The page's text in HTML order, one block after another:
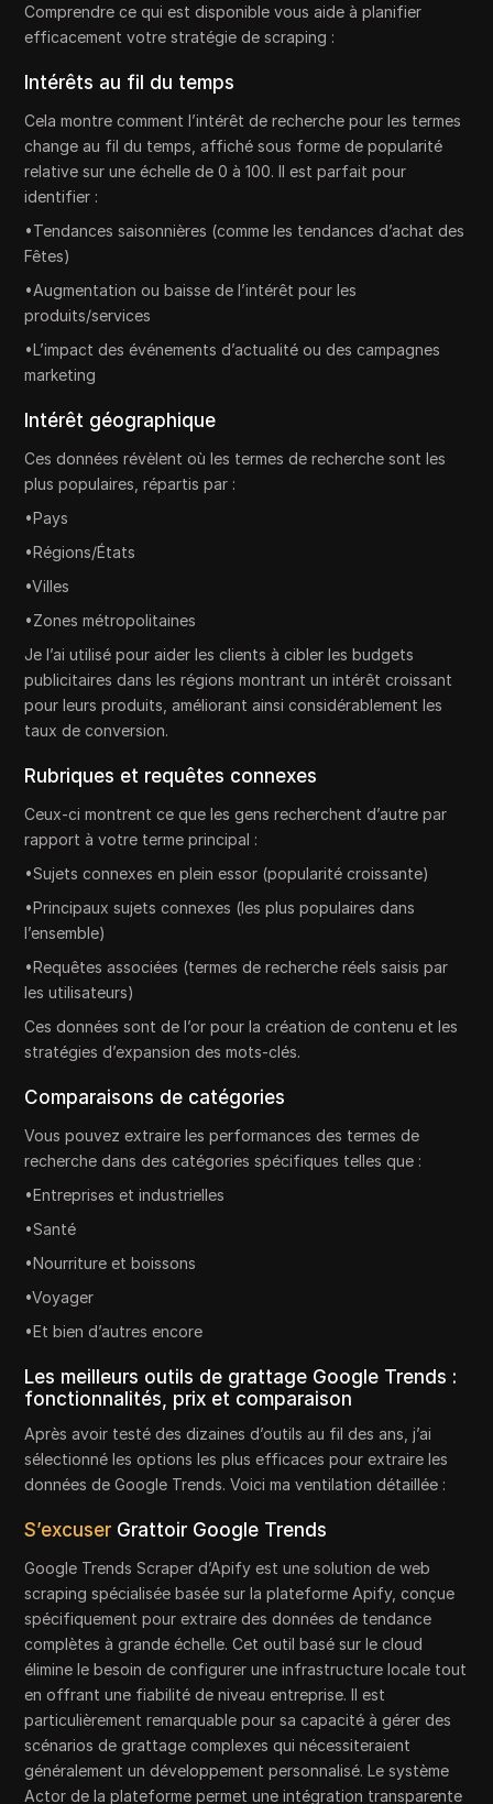
Comprendre ce qui est disponible vous aide à planifier
efficacement votre stratégie de scraping :
Intérêts au fil du temps
Cela montre comment l’intérêt de recherche pour les termes
change au fil du temps, affiché sous forme de popularité
relative sur une échelle de 0 à 100. Il est parfait pour
identifier :
•Tendances saisonnières (comme les tendances d’achat des
Fêtes)
•Augmentation ou baisse de l’intérêt pour les
produits/services
•L’impact des événements d’actualité ou des campagnes
marketing
Intérêt géographique
Ces données révèlent où les termes de recherche sont les
plus populaires, répartis par :
•Pays
•Régions/États
•Villes
•Zones métropolitaines
Je l’ai utilisé pour aider les clients à cibler les budgets
publicitaires dans les régions montrant un intérêt croissant
pour leurs produits, améliorant ainsi considérablement les
taux de conversion.
Rubriques et requêtes connexes
Ceux-ci montrent ce que les gens recherchent d’autre par
rapport à votre terme principal :
•Sujets connexes en plein essor (popularité croissante)
•Principaux sujets connexes (les plus populaires dans
l’ensemble)
•Requêtes associées (termes de recherche réels saisis par
les utilisateurs)
Ces données sont de l’or pour la création de contenu et les
stratégies d’expansion des mots-clés.
Comparaisons de catégories
Vous pouvez extraire les performances des termes de
recherche dans des catégories spécifiques telles que :
•Entreprises et industrielles
•Santé
•Nourriture et boissons
•Voyager
•Et bien d’autres encore
Les meilleurs outils de grattage Google Trends :
fonctionnalités, prix et comparaison
Après avoir testé des dizaines d’outils au fil des ans, j’ai
sélectionné les options les plus efficaces pour extraire les
données de Google Trends. Voici ma ventilation détaillée :
S’excuser Grattoir Google Trends
Google Trends Scraper d’Apify est une solution de web
scraping spécialisée basée sur la plateforme Apify, conçue
spécifiquement pour extraire des données de tendance
complètes à grande échelle. Cet outil basé sur le cloud
élimine le besoin de configurer une infrastructure locale tout
en offrant une fiabilité de niveau entreprise. Il est
particulièrement remarquable pour sa capacité à gérer des
scénarios de grattage complexes qui nécessiteraient
généralement un développement personnalisé. Le système
Actor de la plateforme permet une intégration transparente